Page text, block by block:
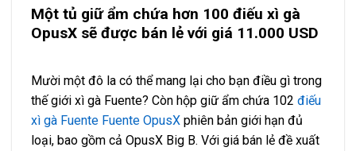
Một tủ giữ ẩm chứa hơn 100 điếu xì gà
OpusX sẽ được bán lẻ với giá 11.000 USD
Mười một đô la có thể mang lại cho bạn điều gì trong
thế giới xì gà Fuente? Còn hộp giữ ẩm chứa 102 điếu
xì gà Fuente Fuente OpusX phiên bản giới hạn đủ
loại, bao gồm cả OpusX Big B. Với giá bán lẻ đề xuất